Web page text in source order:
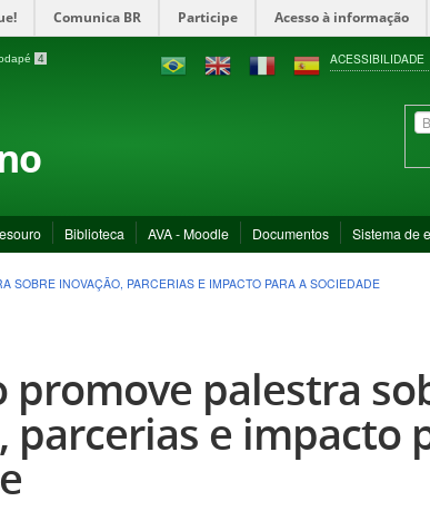
Comunica BR Participe Acesso à informação
4 ACESSIBILIDADE
Biblioteca AVA - Moodle Documentos Sistema de
SOBRE INOVAÇÃO, PARCERIAS E IMPACTO PARA A SOCIEDADE
promove palestra
parcerias e impacto